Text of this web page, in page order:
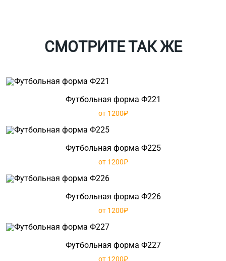
СМОТРИТЕ ТАК ЖЕ
Футбольная форма Ф221
от 1200₽
Футбольная форма Ф225
от 1200₽
Футбольная форма Ф226
от 1200₽
Футбольная форма Ф227
от 1200₽